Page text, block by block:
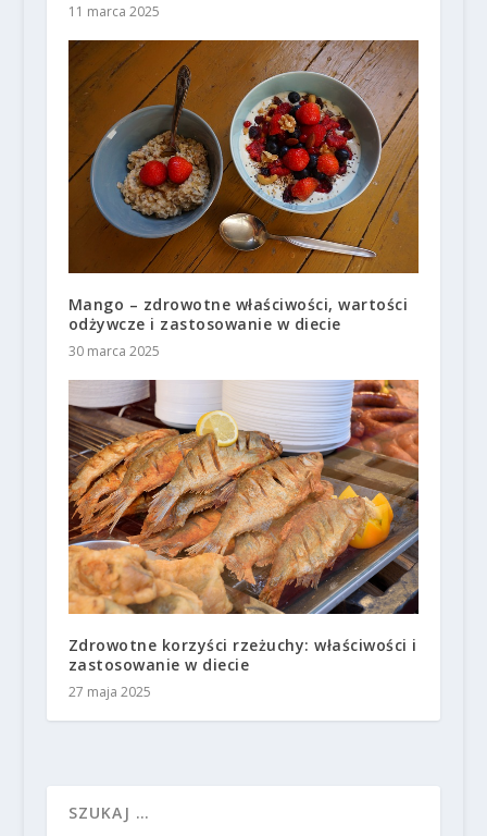
11 marca 2025
Mango – zdrowotne właściwości, wartości
odżywcze i zastosowanie w diecie
30 marca 2025
Zdrowotne korzyści rzeżuchy: właściwości i
zastosowanie w diecie
27 maja 2025